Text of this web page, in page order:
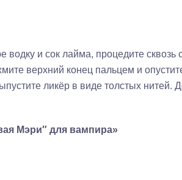
и сок лайма, процедите сквозь
верхний конец пальцем и
ликёр в виде толстых нитей.
Мэри″ для вампира»